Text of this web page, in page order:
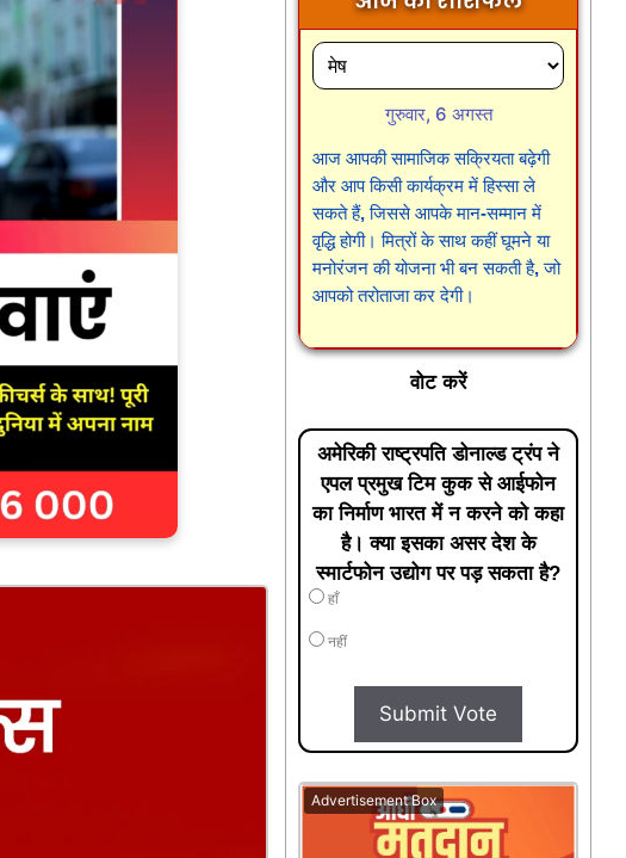
गुरुवार, 6 अगस्त
आज आपकी सामाजिक सक्रियता बढ़ेगी
और आप किसी कार्यक्रम में हिस्सा ले
सकते हैं, जिससे आपके मान-सम्मान में
वृद्धि होगी। मित्रों के साथ कहीं घूमने या
मनोरंजन की योजना भी बन सकती है, जो
आपको तरोताजा कर देगी।
वोट करें
अमेरिकी राष्ट्रपति डोनाल्ड ट्रंप ने
एपल प्रमुख टिम कुक से आईफोन
का निर्माण भारत में न करने को कहा
है। क्या इसका असर देश के
स्मार्टफोन उद्योग पर पड़ सकता है?
हाँ
नहीं
Submit Vote
Advertisement Box